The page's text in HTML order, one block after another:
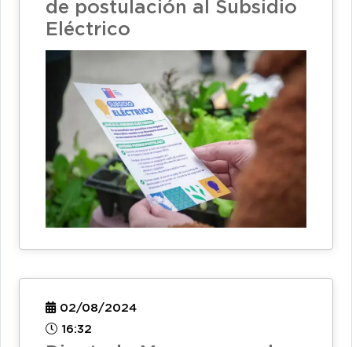
de postulación al Subsidio
Eléctrico
02/08/2024
16:32